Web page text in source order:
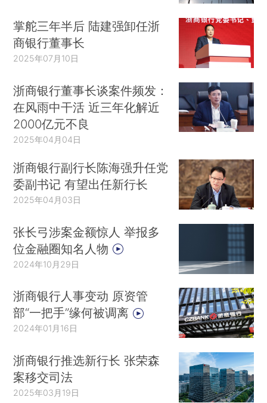
掌舵三年半后 陆建强卸任浙
商银行董事长
2025年07月10日
浙商银行董事长谈案件频发：
在风雨中干活 近三年化解近
2000亿元不良
2025年04月04日
浙商银行副行长陈海强升任党
委副书记 有望出任新行长
2025年04月03日
张长弓涉案金额惊人 举报多
位金融圈知名人物
2024年10月29日
浙商银行人事变动 原资管
部“一把手”缘何被调离
2024年01月16日
浙商银行推选新行长 张荣森
案移交司法
2025年03月19日